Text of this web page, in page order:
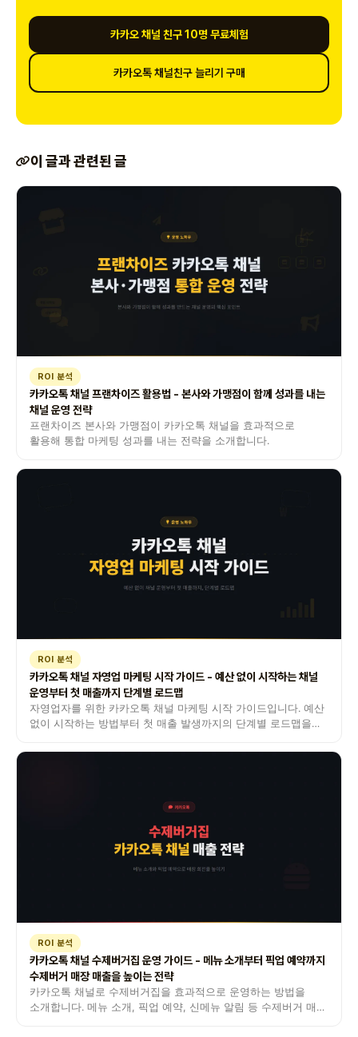
카카오 채널 친구 10명 무료체험
카카오톡 채널친구 늘리기 구매
이 글과 관련된 글
ROI 분석
카카오톡 채널 프랜차이즈 활용법 - 본사와 가맹점이 함께 성과를 내는
채널 운영 전략
프랜차이즈 본사와 가맹점이 카카오톡 채널을 효과적으로
활용해 통합 마케팅 성과를 내는 전략을 소개합니다.
ROI 분석
카카오톡 채널 자영업 마케팅 시작 가이드 - 예산 없이 시작하는 채널
운영부터 첫 매출까지 단계별 로드맵
자영업자를 위한 카카오톡 채널 마케팅 시작 가이드입니다. 예산
없이 시작하는 방법부터 첫 매출 발생까지의 단계별 로드맵을
ROI 분석
카카오톡 채널 수제버거집 운영 가이드 - 메뉴 소개부터 픽업 예약까지
수제버거 매장 매출을 높이는 전략
카카오톡 채널로 수제버거집을 효과적으로 운영하는 방법을
소개합니다. 메뉴 소개, 픽업 예약, 신메뉴 알림 등 수제버거 매장